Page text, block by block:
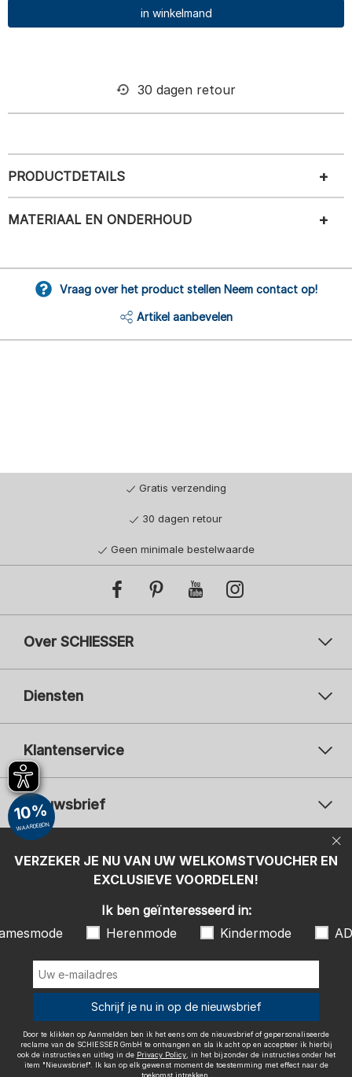
in winkelmand
30 dagen retour
PRODUCTDETAILS
MATERIAAL EN ONDERHOUD
Vraag over het product stellen Neem contact op!
Artikel aanbevelen
Gratis verzending
30 dagen retour
Geen minimale bestelwaarde
Over SCHIESSER
Diensten
Klantenservice
Nieuwsbrief
Uw
Uw e-mailadres
Aanmelden
Herenmode
ADIDAS
Door te klikken op Aanmelden ben ik het eens om de nieuwsbrief of
gepersonaliseerde reclame van de SCHIESSER GmbH te ontvangen en
sla ik acht op en accepteer ik hierbij ook de instructies en uitleg in de
, in het bijzonder de instructies onder het item
effect naar de toekomst intrekken.
Betaalwijzen
Wij bezorgen met
VERZEKER JE NU VAN UW WELKOMSTVOUCHER EN
EXCLUSIEVE VOORDELEN!
10%
WAARDEBON
Ik ben geïnteresseerd in:
Herenmode Kindermode
Schrijf je nu in op de nieuwsbrief
Door te klikken op Aanmelden ben ik het eens om de nieuwsbrief of gepersonaliseerde
reclame van de SCHIESSER GmbH te ontvangen en sla ik acht op en accepteer ik hierbij
ook de instructies en uitleg in de Privacy Policy, in het bijzonder de instructies onder het
item "Nieuwsbrief". Ik kan op elk gewenst moment de toestemming met effect naar de
toekomst intrekken.